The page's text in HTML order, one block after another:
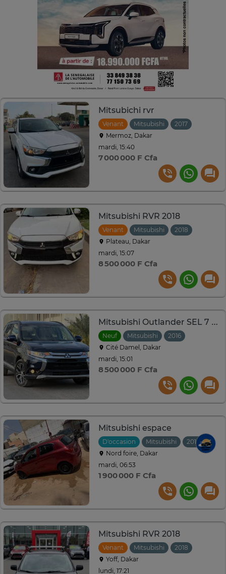
Mitsubichi rvr
Venant Mitsubishi 2017
Mermoz, Dakar
mardi, 15:40
7 000 000 F Cfa
Mitsubishi RVR 2018
Venant Mitsubishi 2018
Plateau, Dakar
mardi, 15:07
8 500 000 F Cfa
Mitsubishi Outlander SEL 7 places 4 cylindres
Neuf Mitsubishi 2016
Cité Damel, Dakar
mardi, 15:01
8 500 000 F Cfa
Mitsubishi espace
D'occasion Mitsubishi 2016
Nord foire, Dakar
mardi, 06:53
1 900 000 F Cfa
Mitsubishi RVR 2018
Venant Mitsubishi 2018
Yoff, Dakar
lundi, 17:21